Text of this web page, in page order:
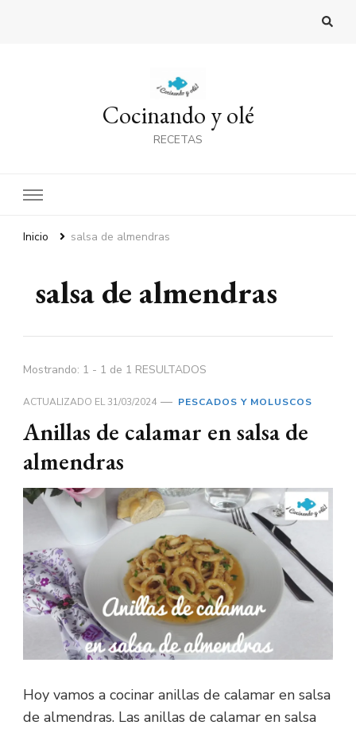
Cocinando y olé
RECETAS
Inicio salsa de almendras
salsa de almendras
Mostrando: 1 - 1 de 1 RESULTADOS
ACTUALIZADO EL31/03/2024 PESCADOS Y MOLUSCOS
Anillas de calamar en salsa de
almendras
Hoy vamos a cocinar anillas de calamar en salsa
de almendras. Las anillas de calamar en salsa